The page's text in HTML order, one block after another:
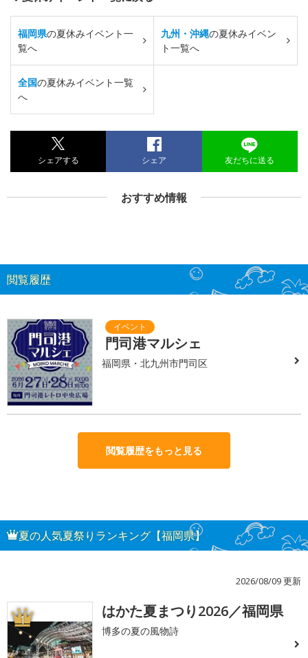
福岡県の夏休みイベント一
覧へ
九州・沖縄の夏休みイベン
ト一覧へ
全国の夏休みイベント一覧
へ
シェアする シェア 友だちに送る
おすすめ情報
閲覧履歴
門司港マルシェ
福岡県・北九州市門司区
閲覧履歴をもっと見る
夏の人気夏祭りランキング【福岡県】
2026/08/09 更新
1 はかた夏まつり2026／福岡県
博多の夏の風物詩